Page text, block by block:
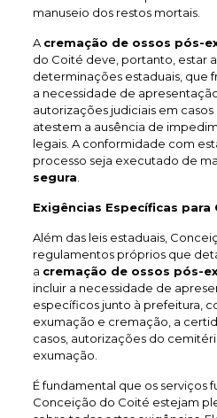
manuseio dos restos mortais.
A cremação de ossos pós-
do Coité deve, portanto, estar
determinações estaduais, que
a necessidade de
autorizações judiciais em
atestem a ausência de
legais. A conformidade com
processo seja executado de
segura
Exigências Específicas
Além das leis estaduais,
regulamentos próprios que
a cremação de ossos pós-
incluir a necessidade de
específicos junto à prefeitura,
exumação e cremação, a
casos, autorizações do
exumação.
É fundamental que os serviços
Conceição do Coité estejam